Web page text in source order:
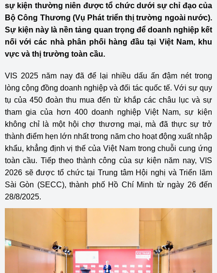
sự kiện thường niên được tổ chức dưới sự chỉ đạo của
Bộ Công Thương (Vụ Phát triển thị trường ngoài nước).
Sự kiện này là nền tảng quan trọng để doanh nghiệp kết
nối với các nhà phân phối hàng đầu tại Việt Nam, khu
vực và thị trường toàn cầu.
VIS 2025 năm nay đã để lại nhiều dấu ấn đậm nét trong
lòng cộng đồng doanh nghiệp và đối tác quốc tế. Với sự quy
tụ của 450 đoàn thu mua đến từ khắp các châu lục và sự
tham gia của hơn 400 doanh nghiệp Việt Nam, sự kiện
không chỉ là một hội chợ thương mại, mà đã thực sự trở
thành điểm hẹn lớn nhất trong năm cho hoạt động xuất nhập
khẩu, khẳng định vị thế của Việt Nam trong chuỗi cung ứng
toàn cầu. Tiếp theo thành công của sự kiện năm nay, VIS
2026 sẽ được tổ chức tại Trung tâm Hội nghị và Triển lãm
Sài Gòn (SECC), thành phố Hồ Chí Minh từ ngày 26 đến
28/8/2025.